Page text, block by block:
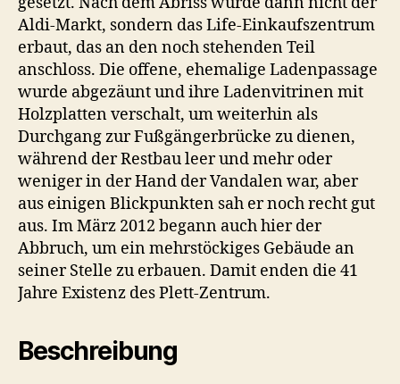
Aldi-Markt, sondern das Life-Einkaufszentrum
erbaut, das an den noch stehenden Teil
anschloss. Die offene, ehemalige Ladenpassage
wurde abgezäunt und ihre Ladenvitrinen mit
Holzplatten verschalt, um weiterhin als
Durchgang zur Fußgängerbrücke zu dienen,
während der Restbau leer und mehr oder
weniger in der Hand der Vandalen war, aber
aus einigen Blickpunkten sah er noch recht gut
aus. Im März 2012 begann auch hier der
Abbruch, um ein mehrstöckiges Gebäude an
seiner Stelle zu erbauen. Damit enden die 41
Jahre Existenz des Plett-Zentrum.
Beschreibung